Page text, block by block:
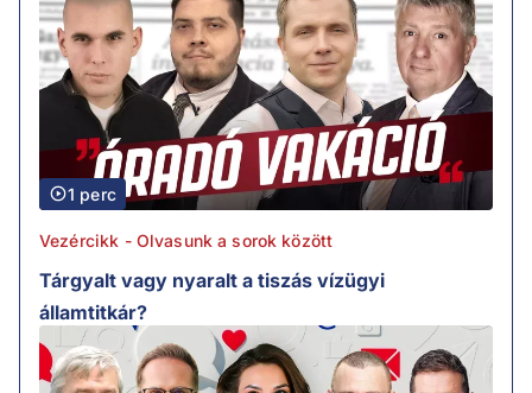
1 perc
Vezércikk - Olvasunk a sorok között
Tárgyalt vagy nyaralt a tiszás vízügyi
államtitkár?